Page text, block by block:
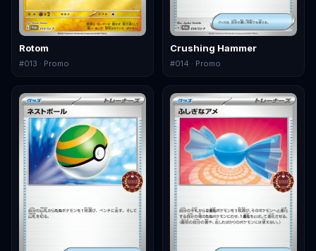
Rotom
#013 · Promo
Crushing Hammer
#014 · Promo